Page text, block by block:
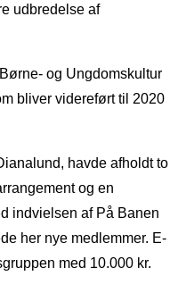
udbredelse af
og Ungdomskultur
bliver videreført til 2020
havde afholdt to
og en
indvielsen af På Banen
her nye medlemmer. E-
med 10.000 kr.